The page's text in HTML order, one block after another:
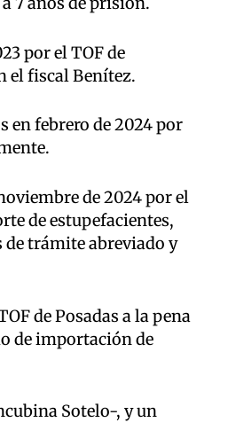
por el TOF de
el fiscal Benítez.
en febrero de 2024 por
de 2024 por el
de estupefacientes,
trámite abreviado y
de Posadas a la pena
de importación de
Sotelo-, y un